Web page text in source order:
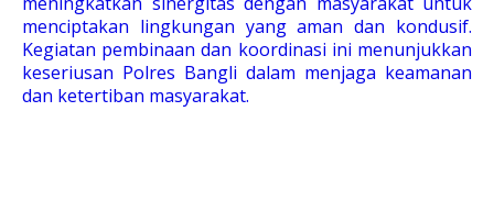
menciptakan lingkungan yang aman dan kondusif.
Kegiatan pembinaan dan koordinasi ini menunjukkan
keseriusan Polres Bangli dalam menjaga keamanan
dan ketertiban masyarakat.